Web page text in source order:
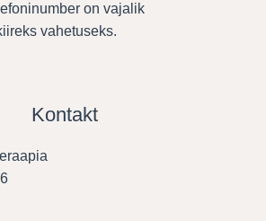
on vajalik
vahetuseks.
Kontakt